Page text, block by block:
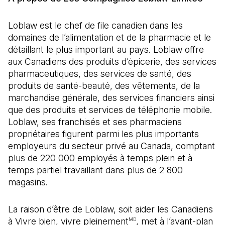
Loblaw est le chef de file canadien dans les
domaines de l’alimentation et de la pharmacie et le
détaillant le plus important au pays. Loblaw offre
aux Canadiens des produits d’épicerie, des services
pharmaceutiques, des services de santé, des
produits de santé-beauté, des vêtements, de la
marchandise générale, des services financiers ainsi
que des produits et services de téléphonie mobile.
Loblaw, ses franchisés et ses pharmaciens
propriétaires figurent parmi les plus importants
employeurs du secteur privé au Canada, comptant
plus de 220 000 employés à temps plein et à
temps partiel travaillant dans plus de 2 800
magasins.
La raison d’être de Loblaw, soit aider les Canadiens
à Vivre bien, vivre pleinementMD, met à l’avant-plan